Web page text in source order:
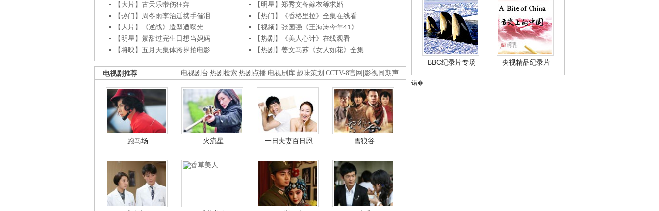
【大片】古天乐带伤狂奔
【明星】郑秀文备嫁衣等求婚
【热门】周冬雨李治廷携手催泪
【热门】《香格里拉》全集在线看
【大片】《逆战》造型遭曝光
【视频】张国强《王海涛今年41》
【明星】景甜过完生日想当妈妈
【热剧】《美人心计》在线观看
【将映】五月天集体跨界拍电影
【热剧】姜文马苏《女人如花》全集
电视剧台 热剧检索 热剧点播 电视剧库 趣味策划 CCTV-8官网 影视同期声
电视剧推荐
跑马场 火流星 一日夫妻百日恩 雪狼谷
BBC纪录片专场 央视精品纪录片
锘�